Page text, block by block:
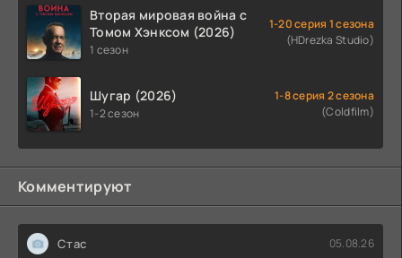
Вторая мировая война с
Томом Хэнксом (2026)
1 сезон
1-20 серия 1 сезона
(HDrezka Studio)
Шугар (2026)
1-2 сезон
1-8 серия 2 сезона
(Coldfilm)
Комментируют
Стас 05.08.26